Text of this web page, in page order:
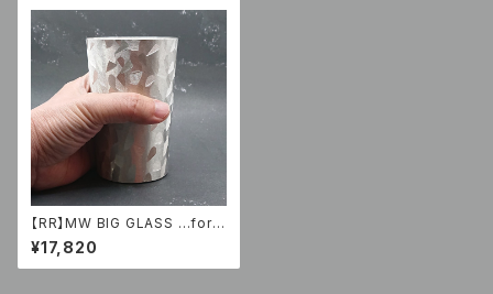
【RR】MW BIG GLASS …for b
eer＆highball
¥17,820